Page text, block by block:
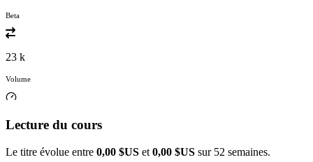
Beta
23 k
Volume
Lecture du cours
Le titre évolue entre 0,00 $US et 0,00 $US sur 52 semaines.